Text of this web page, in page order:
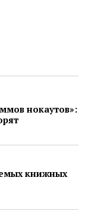
нокаутов»:
книжных